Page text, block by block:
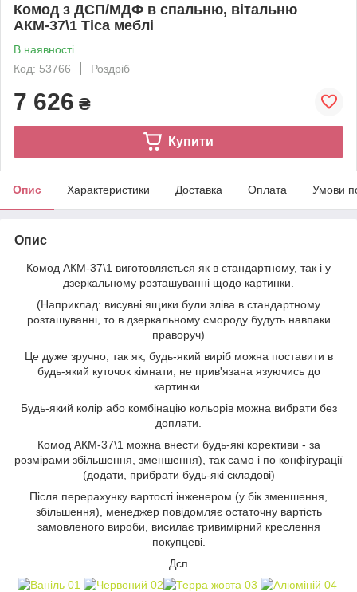
Комод з ДСП/МДФ в спальню, вітальню
АКМ-37\1 Тіса меблі
В наявності
Код: 53766
Роздріб
7 626 ₴
Купити
Опис Характеристики Доставка Оплата Умови
Опис
Комод АКМ-37\1 виготовляється як в стандартному, так і у
дзеркальному розташуванні щодо картинки.
(Наприклад: висувні ящики були зліва в стандартному
розташуванні, то в дзеркальному смороду будуть навпаки
праворуч)
Це дуже зручно, так як, будь-який виріб можна поставити в
будь-який куточок кімнати, не прив'язана язуючись до
картинки.
Будь-який колір або комбінацію кольорів можна вибрати без
доплати.
Комод АКМ-37\1 можна внести будь-які корективи - за
розмірами збільшення, зменшення), так само і по конфігурації
(додати, прибрати будь-які складові)
Після перерахунку вартості інженером (у бік зменшення,
збільшення), менеджер повідомляє остаточну вартість
замовленого вироби, висилає тривимірний креслення
покупцеві.
Дсп